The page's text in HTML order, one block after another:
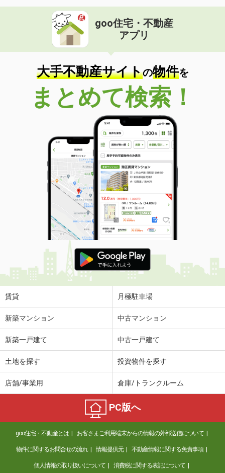
goo住宅・不動産
アプリ
大手不動産サイトの物件を
まとめて検索！
賃貸 月極駐車場
新築マンション 中古マンション
新築一戸建て 中古一戸建て
土地を探す 投資物件を探す
店舗/事業用 倉庫/トランクルーム
PC版へ
goo住宅・不動産とは お客さまご利用端末からの情報の外部送信について
物件に関するお問合せの流れ 情報提供元 不動産情報に関する免責事項
個人情報の取り扱いについて 消費税に関する表記について